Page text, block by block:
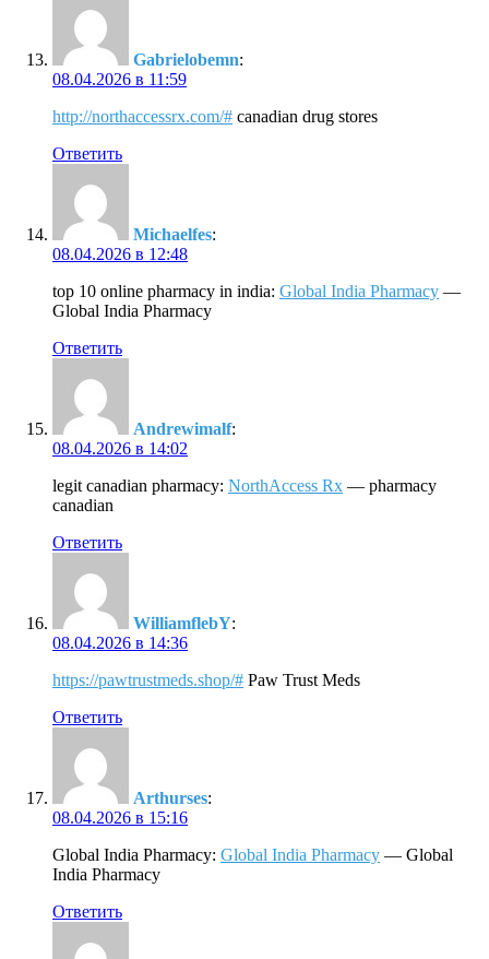
Gabrielobemn:
08.04.2026 в 11:59
http://northaccessrx.com/# canadian drug stores
Ответить
Michaelfes:
08.04.2026 в 12:48
top 10 online pharmacy in india: Global India Pharmacy —
Global India Pharmacy
Ответить
Andrewimalf:
08.04.2026 в 14:02
legit canadian pharmacy: NorthAccess Rx — pharmacy
canadian
Ответить
WilliamflebY:
08.04.2026 в 14:36
https://pawtrustmeds.shop/# Paw Trust Meds
Ответить
Arthurses:
08.04.2026 в 15:16
Global India Pharmacy: Global India Pharmacy — Global
India Pharmacy
Ответить